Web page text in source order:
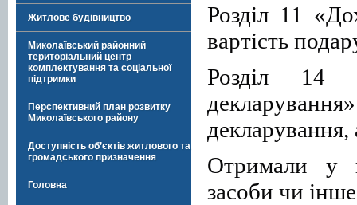
Житлове будівництво
Миколаївський районний
територіальний центр
комплектування та соціальної
підтримки
Перспективний план розвитку
Миколаївського району
Доступність об’єктів житлового та
громадського призначення
Головна
Розділ 11
вартість
Розділ 14
Отримали у
засоби чи